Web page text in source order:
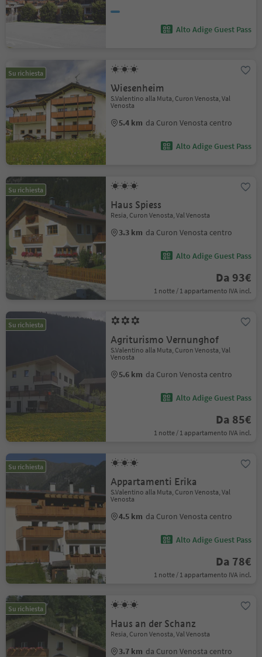
Alto Adige Guest Pass
Su richiesta
Wiesenheim
S.Valentino alla Muta, Curon Venosta, Val
Venosta
5.4 km da Curon Venosta centro
Alto Adige Guest Pass
Su richiesta
Haus Spiess
Resia, Curon Venosta, Val Venosta
3.3 km da Curon Venosta centro
Alto Adige Guest Pass
Da 93€
1 notte / 1 appartamento IVA incl.
Su richiesta
Agriturismo Vernunghof
S.Valentino alla Muta, Curon Venosta, Val
Venosta
5.6 km da Curon Venosta centro
Alto Adige Guest Pass
Da 85€
1 notte / 1 appartamento IVA incl.
Su richiesta
Appartamenti Erika
S.Valentino alla Muta, Curon Venosta, Val
Venosta
4.5 km da Curon Venosta centro
Alto Adige Guest Pass
Da 78€
1 notte / 1 appartamento IVA incl.
Su richiesta
Haus an der Schanz
Resia, Curon Venosta, Val Venosta
3.7 km da Curon Venosta centro